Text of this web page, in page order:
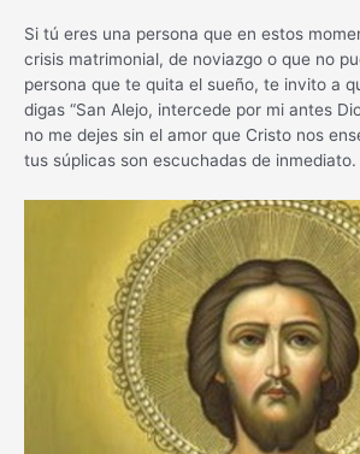
Si tú eres una persona que en estos
crisis matrimonial, de noviazgo o que no
persona que te quita el sueño, te invito a
digas “San Alejo, intercede por mi antes
no me dejes sin el amor que Cristo nos
tus súplicas son escuchadas de inmediato.